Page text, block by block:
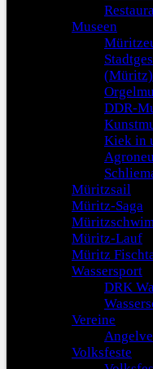
Museen
(Müritz)
DDR-
Kiek in
Müritzsail
Müritz-Saga
Müritz-Lauf
Müritz
Wassersport
DRK
Vereine
Volksfeste